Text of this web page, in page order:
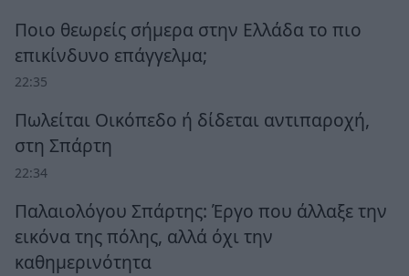
Ποιο θεωρείς σήμερα στην Ελλάδα το πιο
επικίνδυνο επάγγελμα;
22:35
Πωλείται Οικόπεδο ή δίδεται αντιπαροχή,
στη Σπάρτη
22:34
Παλαιολόγου Σπάρτης: Έργο που άλλαξε την
εικόνα της πόλης, αλλά όχι την
καθημερινότητα